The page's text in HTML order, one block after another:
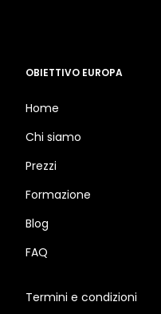
OBIETTIVO EUROPA
Home
Chi siamo
Prezzi
Formazione
Blog
FAQ
Termini e condizioni